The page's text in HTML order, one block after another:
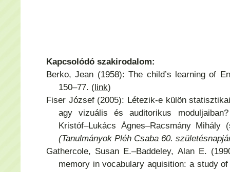
Kapcsolódó szakirodalom:
Berko, Jean (1958): The child’s learning of
150–77. (link)
Fiser József (2005): Létezik-e külön
agy vizuális és auditorikus
Kristóf–Lukács Ágnes–Racsmány Mihály
(Tanulmányok Pléh Csaba 60.
Gathercole, Susan E.–Baddeley, Alan E.
memory in vocabulary aquisition: a study